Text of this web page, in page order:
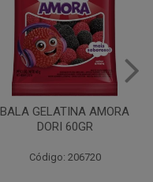
BALA GELATINA AMORA
DORI 60GR
Código: 206720